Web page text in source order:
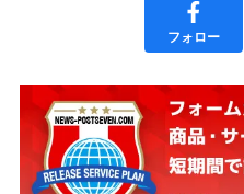
フォロー